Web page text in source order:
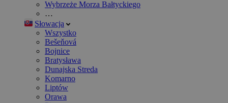
Wybrzeże Morza Bałtyckiego
…
Słowacja
Wszystko
Bešeňová
Bojnice
Bratysława
Dunajska Streda
Komarno
Liptów
Orawa